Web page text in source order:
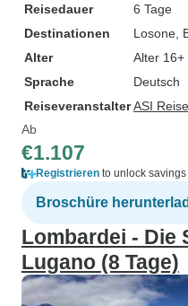
Reisedauer
6 Tage
Destinationen
Losone ,
Alter
Alter 16+
Sprache
Deutsch
ReiseveranstalterASI
Ab
€1.107
Registrieren to unlock savings
Broschüre
Lombardei - Die
Lugano (8 Tage)